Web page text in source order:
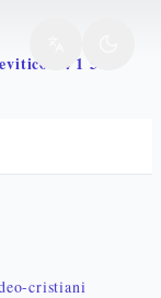
14 1 57
cristiani